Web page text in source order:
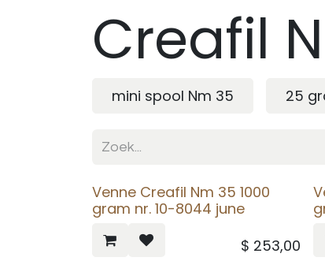
Creafil
mini spool Nm 35 25
Venne Creafil Nm 35 1000
gram nr. 10-8044 june
$ 253,00